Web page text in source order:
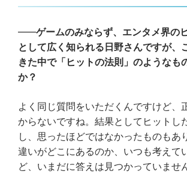
ゲームのみならず、エンタメ界の
として広く知られる日野さんですが、
きた中で「ヒットの法則」のようなも
か？
よく同じ質問をいただくんですけど、
からないですね。結果としてヒットし
し、思ったほどではなかったものもあ
違いがどこにあるのか、いつも考えて
ど、いまだに答えは見つかっていません